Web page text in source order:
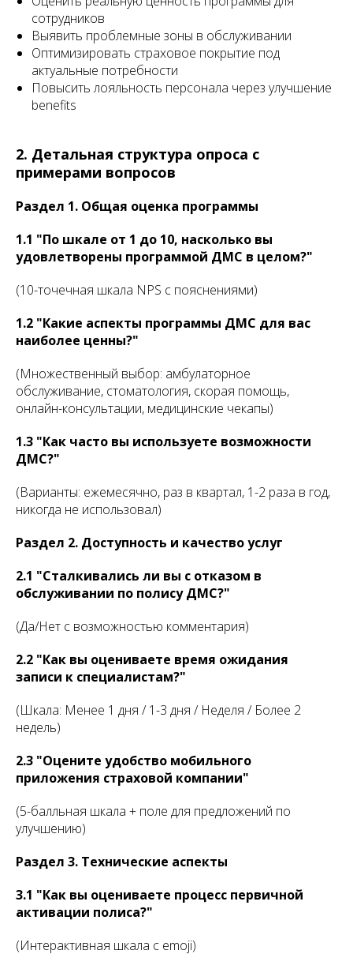
сотрудников
Выявить проблемные зоны в обслуживании
Оптимизировать страховое покрытие под
актуальные потребности
Повысить лояльность персонала через улучшение
benefits
2. Детальная структура опроса с
примерами вопросов
Раздел 1. Общая оценка программы
1.1 "По шкале от 1 до 10, насколько вы
удовлетворены программой ДМС в целом?"
(10-точечная шкала NPS с пояснениями)
1.2 "Какие аспекты программы ДМС для вас
наиболее ценны?"
(Множественный выбор: амбулаторное
обслуживание, стоматология, скорая помощь,
онлайн-консультации, медицинские чекапы)
1.3 "Как часто вы используете возможности
ДМС?"
(Варианты: ежемесячно, раз в квартал, 1-2 раза в год,
никогда не использовал)
Раздел 2. Доступность и качество услуг
2.1 "Сталкивались ли вы с отказом в
обслуживании по полису ДМС?"
(Да/Нет с возможностью комментария)
2.2 "Как вы оцениваете время ожидания
записи к специалистам?"
(Шкала: Менее 1 дня / 1-3 дня / Неделя / Более 2
недель)
2.3 "Оцените удобство мобильного
приложения страховой компании"
(5-балльная шкала + поле для предложений по
улучшению)
Раздел 3. Технические аспекты
3.1 "Как вы оцениваете процесс первичной
активации полиса?"
(Интерактивная шкала с emoji)